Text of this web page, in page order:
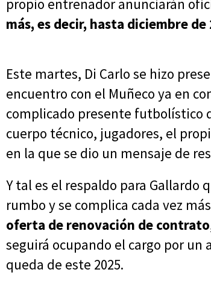
propio entrenador anunciarán
más, es decir, hasta diciembre de
Este martes, Di Carlo se hizo
encuentro con el Muñeco ya en
complicado presente futbolístico
cuerpo técnico, jugadores, el
en la que se dio un mensaje de
Y tal es el respaldo para Gallardo
rumbo y se complica cada vez
oferta de renovación de contrato
seguirá ocupando el cargo por
queda de este 2025.